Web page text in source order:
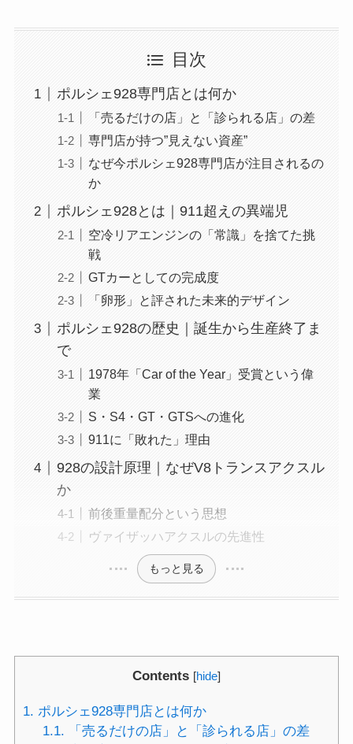
目次
ポルシェ928専門店とは何か
「売るだけの店」と「診られる店」の差
専門店が持つ”見えない資産”
なぜ今ポルシェ928専門店が注目されるの
か
ポルシェ928とは｜911超えの異端児
空冷リアエンジンの「常識」を捨てた挑
戦
GTカーとしての完成度
「卵形」と評された未来的デザイン
ポルシェ928の歴史｜誕生から生産終了ま
で
1978年「Car of the Year」受賞という偉
業
S・S4・GT・GTSへの進化
911に「敗れた」理由
928の設計原理｜なぜV8トランスアクスル
か
前後重量配分という思想
ヴァイザッハアクスルの先進性
もっと見る
Contents [hide]
1. ポルシェ928専門店とは何か
1.1. 「売るだけの店」と「診られる店」の差